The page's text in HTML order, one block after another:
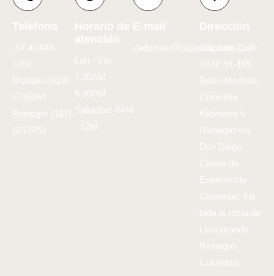
Teléfono
(57-4) 448-
1201
Medellín (318)
5716051
Rionegro (317)
5612751
Horario de
atención
Lun - Vie:
7:30AM -
5:30PM
Sábados: 8AM
- 12M
E-mail
cademac@cademac.com.co
Dirección
Oficinas: Calle
18 Nº 91-165
Belén Medellín,
Colombia
Kilómetro 4
Rionegro-vía
Don Diego
Centro de
Experiencia
Cademac: En
toda la recta de
Llanogrande
Rionegro,
Colombia